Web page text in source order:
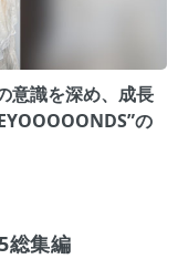
意識を深め、成長
の
総集編